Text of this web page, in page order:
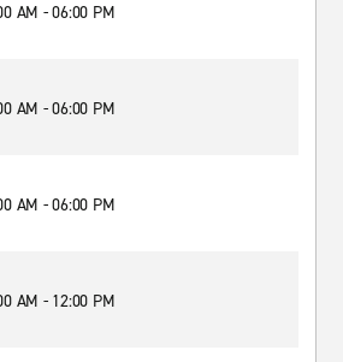
AM - 06:00 PM
AM - 06:00 PM
AM - 06:00 PM
AM - 12:00 PM